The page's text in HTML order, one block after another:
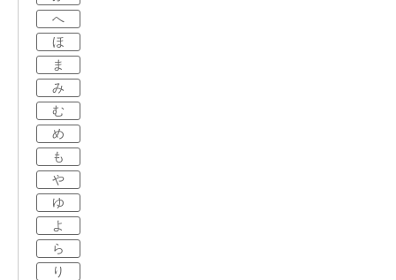
へ
ほ
ま
み
む
め
も
や
ゆ
よ
ら
り